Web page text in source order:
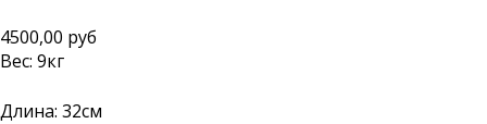
4500,00 руб
Вес: 9кг
Длина: 32см